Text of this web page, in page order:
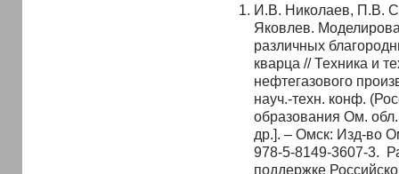
И.В. Николаев, П.В.
Яковлев.
различных
кварца // Техника и
нефтегазового
науч.-техн. конф.
образования Ом.
др.]. – Омск: Изд-во
978-5-8149-3607-3.
поддержке